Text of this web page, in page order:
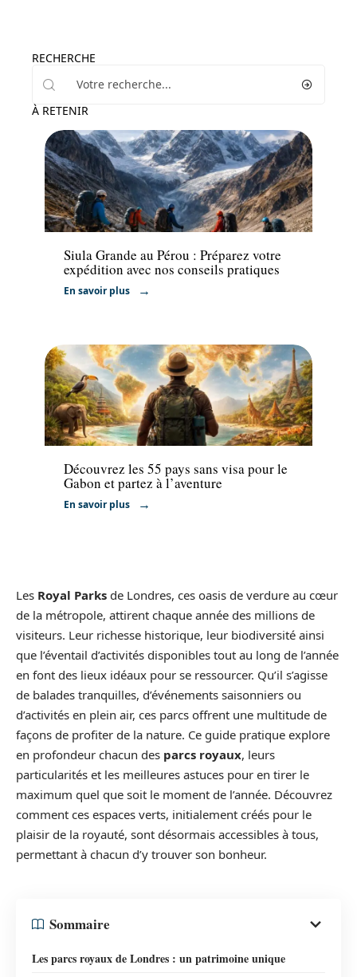
RECHERCHE
À RETENIR
Actu
Siula Grande au Pérou : Préparez votre
expédition avec nos conseils pratiques
En savoir plus
Actu
Découvrez les 55 pays sans visa pour le
Gabon et partez à l’aventure
En savoir plus
Les Royal Parks de Londres, ces oasis de verdure au cœur
de la métropole, attirent chaque année des millions de
visiteurs. Leur richesse historique, leur biodiversité ainsi
que l’éventail d’activités disponibles tout au long de l’année
en font des lieux idéaux pour se ressourcer. Qu’il s’agisse
de balades tranquilles, d’événements saisonniers ou
d’activités en plein air, ces parcs offrent une multitude de
façons de profiter de la nature. Ce guide pratique explore
en profondeur chacun des parcs royaux, leurs
particularités et les meilleures astuces pour en tirer le
maximum quel que soit le moment de l’année. Découvrez
comment ces espaces verts, initialement créés pour le
plaisir de la royauté, sont désormais accessibles à tous,
permettant à chacun d’y trouver son bonheur.
Sommaire
Les parcs royaux de Londres : un patrimoine unique